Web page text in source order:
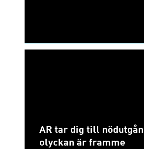
AR tar dig till
olyckan är framme